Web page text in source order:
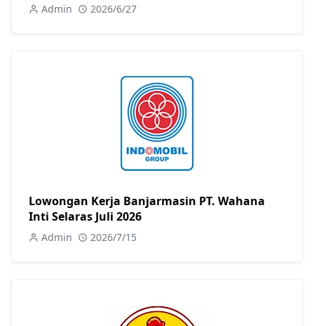
Admin 2026/6/27
Lowongan Kerja Banjarmasin PT. Wahana
Inti Selaras Juli 2026
Admin 2026/7/15